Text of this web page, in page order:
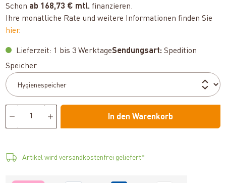
Schon ab 168,73 € mtl. finanzieren.
Ihre monatliche Rate und weitere Informationen finden Sie
hier.
Lieferzeit: 1 bis 3 WerktageSendungsart: Spedition
Speicherauswählen
In den Warenkorb
Artikel wird versandkostenfrei geliefert*